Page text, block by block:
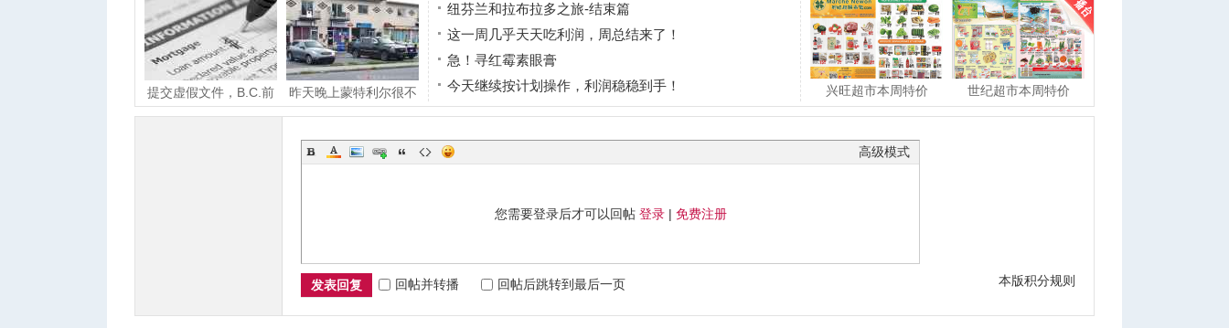
提交虚假文件，B.C.前
按揭经纪被罚款3万元
昨天晚上蒙特利尔很不
太平
纽芬兰和拉布拉多之旅-结束篇
这一周几乎天天吃利润，周总结来了！
急！寻红霉素眼膏
今天继续按计划操作，利润稳稳到手！
有人打 pickle ball 吗？
兴旺超市本周特价 世纪超市本周特价
高级模式
您需要登录后才可以回帖 登录| 免费注册
本版积分规则
发表回复 回帖并转播 回帖后跳转到最后一页